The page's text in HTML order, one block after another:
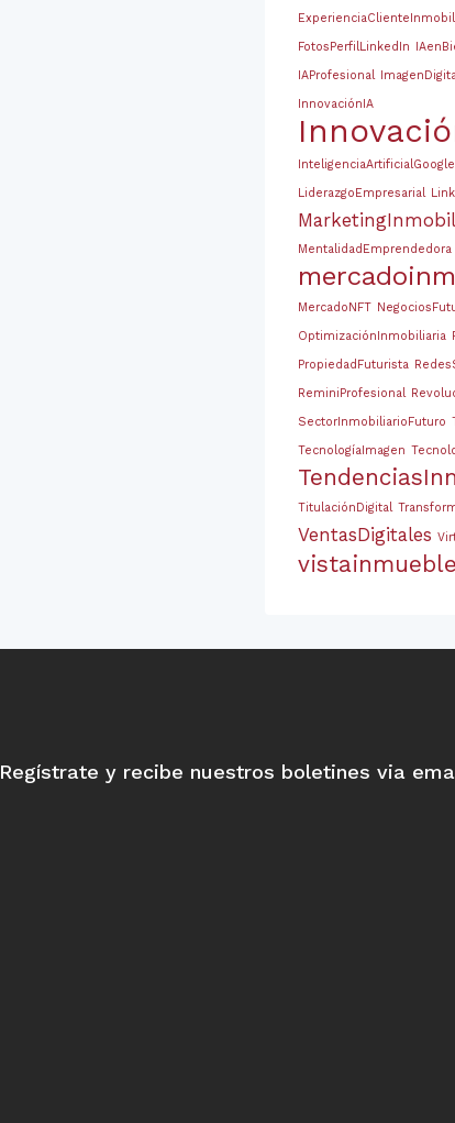
FotosPerfilLinkedIn
IAProfesional
InnovaciónIA
InteligenciaArtificialGoogle
LiderazgoEmpresarial
MentalidadEmprendedora
MercadoNFT
OptimizaciónInmobiliaria
PropiedadFuturista
ReminiProfesional
SectorInmobiliarioFuturo
TecnologíaImagen
TitulaciónDigital
VentasDigitales
Regístrate y recibe nuestros boletines via